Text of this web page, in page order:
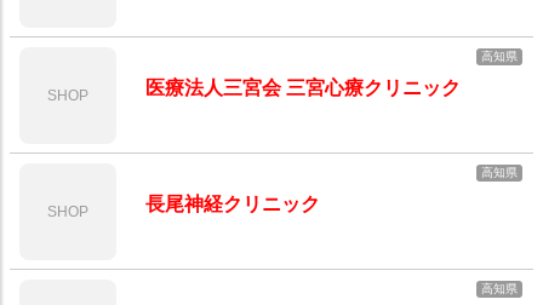
SHOP
高知県
医療法人三宮会 三宮心療クリニック
SHOP
高知県
長尾神経クリニック
高知県